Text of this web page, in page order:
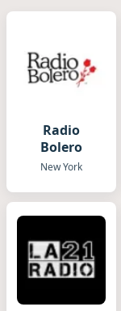
Radio
Bolero
New York